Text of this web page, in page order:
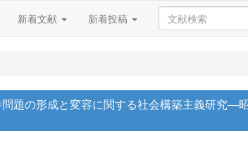
新着文献 新着投稿
問題の形成と変容に関する社会構築主義研究